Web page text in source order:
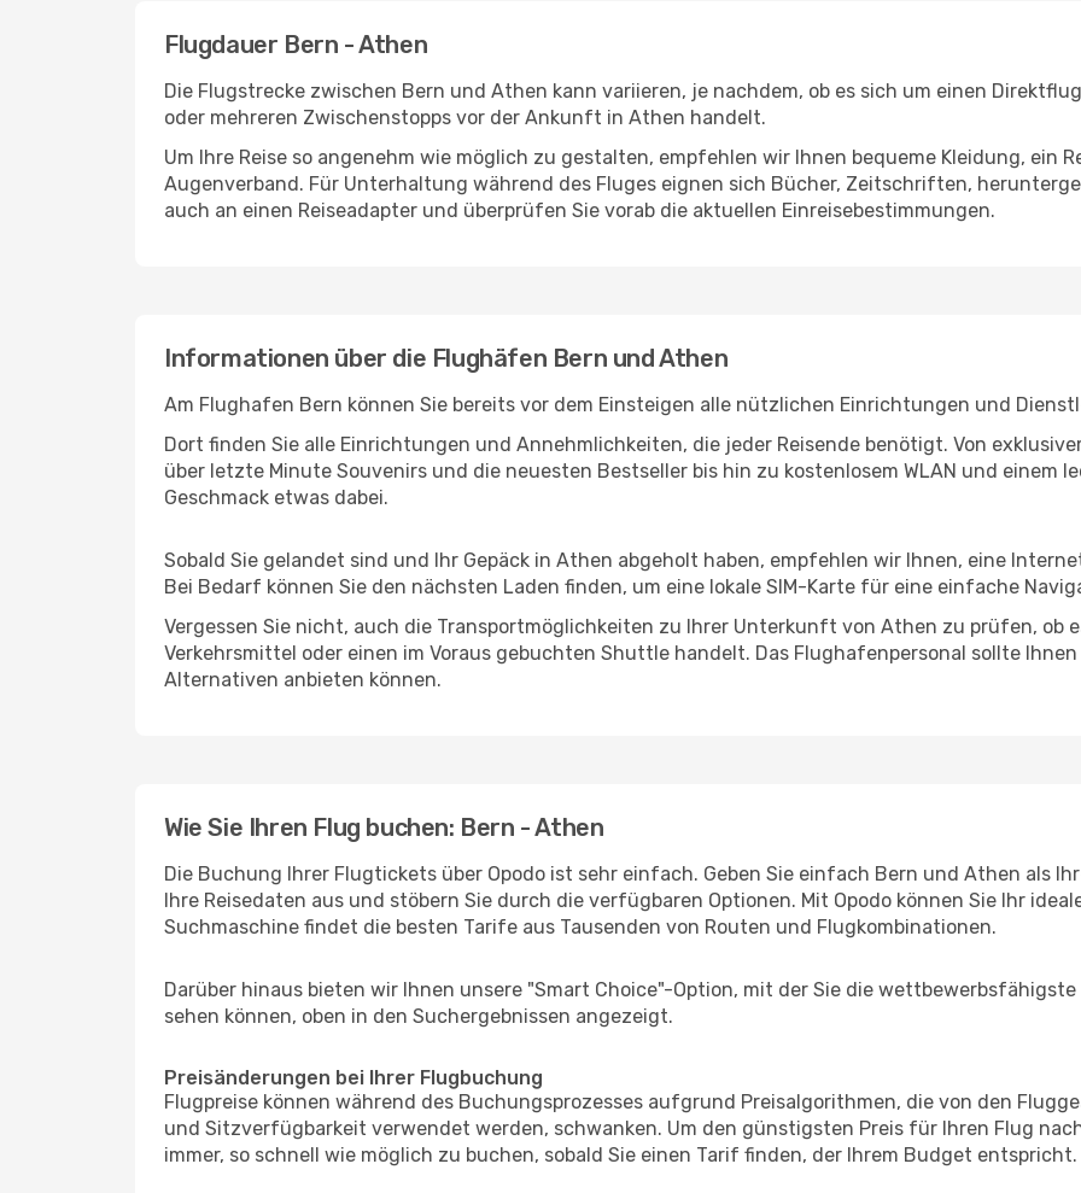
Flugdauer Bern - Athen
Die Flugstrecke zwischen Bern und Athen kann variieren, je nachdem, ob es sich um einen
oder mehreren Zwischenstopps vor der Ankunft in Athen handelt.
Um Ihre Reise so angenehm wie möglich zu gestalten, empfehlen wir Ihnen bequeme Kleidung, ein
Augenverband. Für Unterhaltung während des Fluges eignen sich Bücher, Zeitschriften,
auch an einen Reiseadapter und überprüfen Sie vorab die aktuellen Einreisebestimmungen.
Informationen über die Flughäfen Bern und Athen
Am Flughafen Bern können Sie bereits vor dem Einsteigen alle nützlichen Einrichtungen und
Dort finden Sie alle Einrichtungen und Annehmlichkeiten, die jeder Reisende benötigt. Von
über letzte Minute Souvenirs und die neuesten Bestseller bis hin zu kostenlosem WLAN und einem
Geschmack etwas dabei.
Sobald Sie gelandet sind und Ihr Gepäck in Athen abgeholt haben, empfehlen wir Ihnen, eine
Bei Bedarf können Sie den nächsten Laden finden, um eine lokale SIM-Karte für eine einfache
Vergessen Sie nicht, auch die Transportmöglichkeiten zu Ihrer Unterkunft von Athen zu prüfen, ob
Verkehrsmittel oder einen im Voraus gebuchten Shuttle handelt. Das Flughafenpersonal sollte
Alternativen anbieten können.
Wie Sie Ihren Flug buchen: Bern - Athen
Die Buchung Ihrer Flugtickets über Opodo ist sehr einfach. Geben Sie einfach Bern und Athen als
Ihre Reisedaten aus und stöbern Sie durch die verfügbaren Optionen. Mit Opodo können Sie Ihr
Suchmaschine findet die besten Tarife aus Tausenden von Routen und Flugkombinationen.
Darüber hinaus bieten wir Ihnen unsere "Smart Choice"-Option, mit der Sie die
sehen können, oben in den Suchergebnissen angezeigt.
Preisänderungen bei Ihrer Flugbuchung
Flugpreise können während des Buchungsprozesses aufgrund Preisalgorithmen, die von den
und Sitzverfügbarkeit verwendet werden, schwanken. Um den günstigsten Preis für Ihren Flug
immer, so schnell wie möglich zu buchen, sobald Sie einen Tarif finden, der Ihrem Budget entspricht.